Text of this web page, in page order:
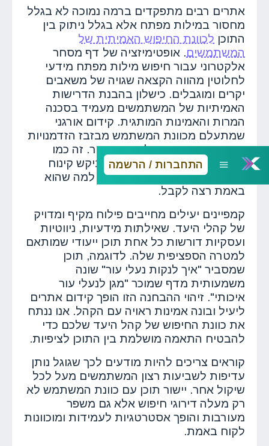
התחברות / הרשמה
אתרים רבים מתפקדים ברמה נמוכה לא בגלל
מחסור במילות מפתח אלא בגלל ניתוק בין
התוכן לכוונת החיפוש האמיתית של
המשתמשים. אופטימיזציה של דף מסחר
אלקטרוני עבור חיפוש מילות מפתח מידעי
לחלוטין מהווה הקצאה שגויה של משאבים
יקרים ומוגבלים. כישלון בהבנת הדרישות
האמיתיות של המשתמשים מעמיד בסכנה
המרות והאמינות המותגית. קידום אורגני
שמתעלם מכוונת המשתמש מבזבז הזדמנויות
יקרות ערך ופוטנציאל עסקי אדיר. זה כמו
להכין סנדוויץ גבינה למישהו שביקש קינוח
מתוק - התוכן פשוט לא מתאים למה שהוא
באמת רצה לקבל.
קמפיינים יעילים מחייבים פילוח מקיף ומדויק
של קהלי היעד. שאילתות מידעיות, ניווטיות
ועסקיות דורשות כל אחת תוכן ייעודי שמותאם
למטרה הספציפית שלה. לדוגמה, תוכן
שמסביר "איך לנקות נעלי עור" שונה
משמעותית מדף שמוכר "מגן לנעלי עור
איכותי". זיהוי ההבחנה הזו הופך קידום אתרים
ליעיל ובונה אמינות ראויה עם הקהל. אנו ננתח
את כוונת החיפוש של קהל היעד שלכם כדי
להבטיח התאמה מושלמת בין התוכן לציפיות.
קוראים צריכים להיות מודעים לכך שגוגל נותן
עדיפות לשביעות רצון המשתמשים מעל לכל
שיקול אחר. יישור תוכן עם כוונת המשתמש לא
רק מעלה דירוגי חיפוש אלא גם משפר
מעורבות והופך אסטרטגיות לעמידות ומוכוונות
לקוח באמת.